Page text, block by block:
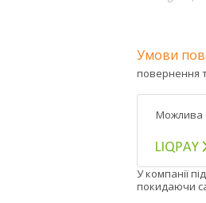
повернення
У компанії
покидаючи